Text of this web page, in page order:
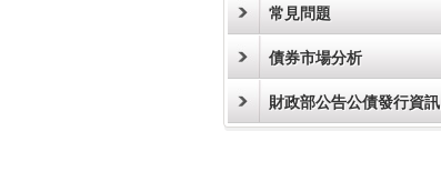
常見問題
債券市場分析
財政部公告公債發行資訊